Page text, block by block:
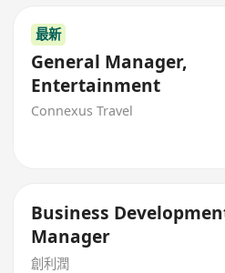
最新
General Manager,
Entertainment
Connexus Travel
Business
Manager
創利潤